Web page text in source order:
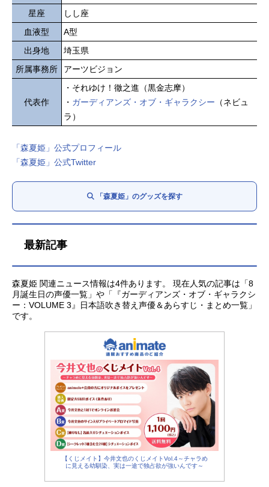
星座
しし座
血液型
A型
出身地
埼玉県
所属事務所
アーツビジョン
代表作
・それゆけ！徹之進（黒金志摩）
・ ガーディアンズ・オブ・ギャラクシー （ネビュ
ラ）
「森夏姫」公式プロフィール
「森夏姫」公式Twitter
「森夏姫」のグッズを探す
最新記事
森夏姫 関連ニュース情報は4件あります。 現在人気の記事は「8
月誕生日の声優一覧」や「『ガーディアンズ・オブ・ギャラクシ
ー：VOLUME 3』日本語吹き替え声優＆あらすじ・まとめ一覧」
です。
【くじメイト】今井文也のくじメイトVol.4～チャラめ
に見える幼馴染、実は一途で独占欲が強いんです～